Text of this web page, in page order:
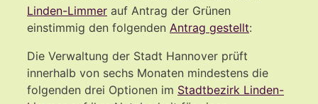
Linden-Limmer auf Antrag der Grünen
einstimmig den folgenden Antrag gestellt:
Die Verwaltung der Stadt Hannover prüft
innerhalb von sechs Monaten mindestens die
folgenden drei Optionen im Stadtbezirk Linden-